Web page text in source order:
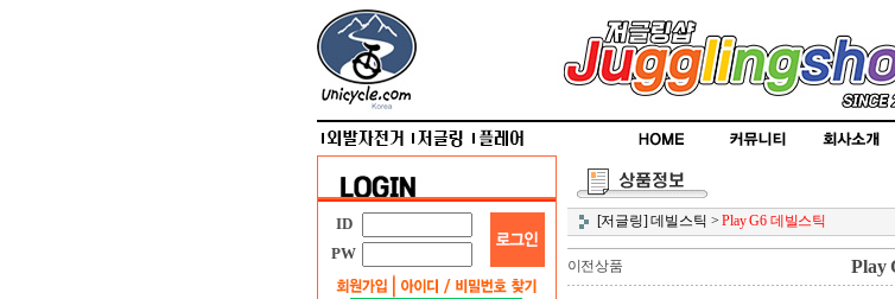
ID
PW
[저글링] 데빌스틱 > Play G6 데빌스틱
이전상품 Play